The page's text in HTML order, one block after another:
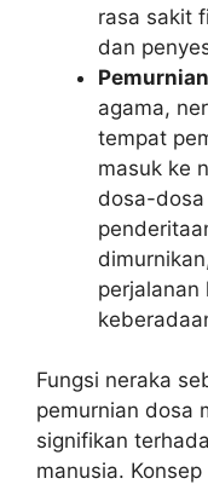
rasa sakit
dan
agama,
tempat
masuk ke
dosa-dosa
perjalanan
Fungsi neraka
pemurnian dosa
signifikan
manusia.